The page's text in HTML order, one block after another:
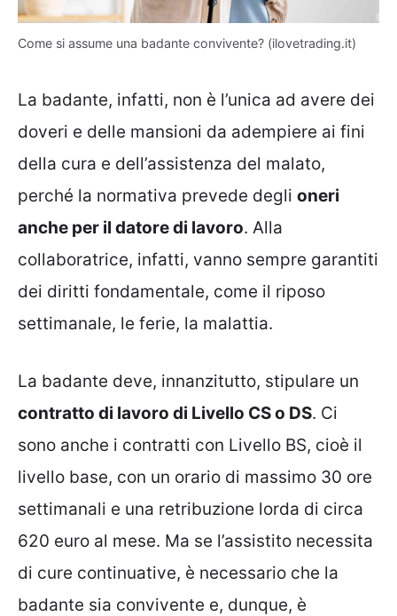
Come si assume una badante convivente? (ilovetrading.it)
La badante, infatti, non è l’unica ad avere dei
doveri e delle mansioni da adempiere ai fini
della cura e dell’assistenza del malato,
perché la normativa prevede degli oneri
anche per il datore di lavoro. Alla
collaboratrice, infatti, vanno sempre garantiti
dei diritti fondamentale, come il riposo
settimanale, le ferie, la malattia.
La badante deve, innanzitutto, stipulare un
contratto di lavoro di Livello CS o DS. Ci
sono anche i contratti con Livello BS, cioè il
livello base, con un orario di massimo 30 ore
settimanali e una retribuzione lorda di circa
620 euro al mese. Ma se l’assistito necessita
di cure continuative, è necessario che la
badante sia convivente e, dunque, è